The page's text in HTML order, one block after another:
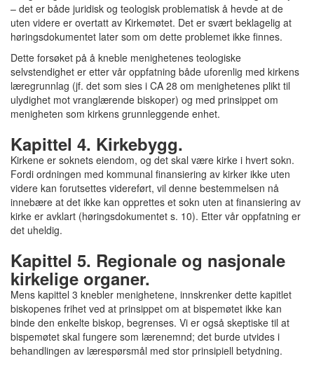
– det er både juridisk og teologisk problematisk å hevde at de
uten videre er overtatt av Kirkemøtet. Det er svært beklagelig at
høringsdokumentet later som om dette problemet ikke finnes.
Dette forsøket på å kneble menighetenes teologiske
selvstendighet er etter vår oppfatning både uforenlig med kirkens
læregrunnlag (jf. det som sies i CA 28 om menighetenes plikt til
ulydighet mot vranglærende biskoper) og med prinsippet om
menigheten som kirkens grunnleggende enhet.
Kapittel 4. Kirkebygg.
Kirkene er soknets eiendom, og det skal være kirke i hvert sokn.
Fordi ordningen med kommunal finansiering av kirker ikke uten
videre kan forutsettes videreført, vil denne bestemmelsen nå
innebære at det ikke kan opprettes et sokn uten at finansiering av
kirke er avklart (høringsdokumentet s. 10). Etter vår oppfatning er
det uheldig.
Kapittel 5. Regionale og nasjonale
kirkelige organer.
Mens kapittel 3 knebler menighetene, innskrenker dette kapitlet
biskopenes frihet ved at prinsippet om at bispemøtet ikke kan
binde den enkelte biskop, begrenses. Vi er også skeptiske til at
bispemøtet skal fungere som lærenemnd; det burde utvides i
behandlingen av lærespørsmål med stor prinsipiell betydning.